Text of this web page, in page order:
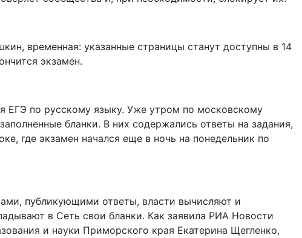
временная: указанные страницы станут доступны в 14
экзамен.
ЕГЭ по русскому языку. Уже утром по московскому
бланки. В них содержались ответы на задания,
где экзамен начался еще в ночь на понедельник по
публикующими ответы, власти вычисляют и
в Сеть свои бланки. Как заявила РИА Новости
и науки Приморского края Екатерина Щегленко,